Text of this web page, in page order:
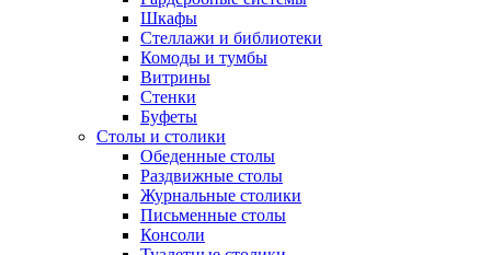
Шкафы
Стеллажи и библиотеки
Комоды и тумбы
Витрины
Стенки
Буфеты
Столы и столики
Обеденные столы
Раздвижные столы
Журнальные столики
Письменные столы
Консоли